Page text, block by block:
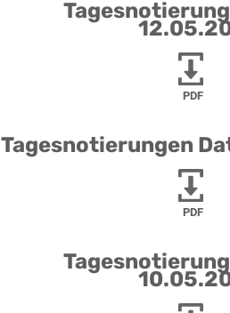
PDF
Tagesnotierungen
PDF